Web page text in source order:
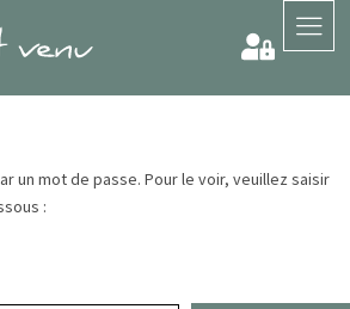
un mot de passe. Pour le voir, veuillez saisir
: